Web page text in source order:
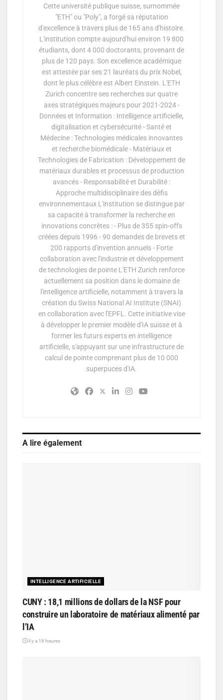
Cette université publique suisse, surnommée
"ETH" ou "Poly", a forgé sa réputation
d'excellence à travers plus de 165 ans d'histoire.
L'institution compte aujourd'hui environ 19 800
étudiants, dont 4 000 doctorants, provenant de
plus de 120 pays. Son excellence académique
est attestée par ses 21 lauréats du prix Nobel,
dont le plus célèbre est Albert Einstein. L'ETH
Zurich concentre ses recherches sur quatre
axes stratégiques majeurs pour 2021-2024 -
Données et Information : Intelligence artificielle,
digitalisation et cybersécurité - Santé et
Médecine : Technologies médicales innovantes
et recherche biomédicale - Matériaux et
Technologies de Fabrication : Développement de
matériaux durables et processus de production
avancés - Responsabilité et Durabilité :
Approche multidisciplinaire des défis
environnementaux L'institution se distingue par
sa capacité à transformer la recherche en
innovations concrètes : - Plus de 355 spin-offs
créées depuis 1996 - 90 demandes de brevets et
200 rapports d'invention annuels - Forte
collaboration avec l'industrie et développement
de technologies de pointe L'ETH Zurich renforce
actuellement sa position dans le domaine de
l'intelligence artificielle, notamment à travers la
création du Swiss National AI Institute (SNAI)
en collaboration avec l'EPFL. Cette initiative vise
à développer le premier modèle d'IA suisse et à
former les futurs experts en intelligence
artificielle, s'appuyant sur une infrastructure de
calcul de pointe comprenant plus de 10 000
superpuces d'IA.
A lire également
INTELLIGENCE ARTIFICIELLE
CUNY : 18,1 millions de dollars de la NSF pour
construire un laboratoire de matériaux alimenté par
l’IA
il y a 18 heures